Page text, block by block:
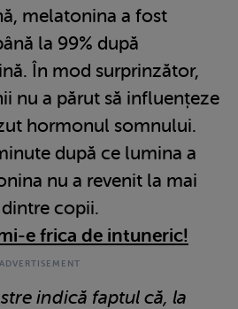
melatonina a fost
la 99% după
În mod surprinzător,
nu a părut să influențeze
hormonul somnului.
după ce lumina a
nu a revenit la mai
copii.
e frica de intuneric!
indică faptul că, la